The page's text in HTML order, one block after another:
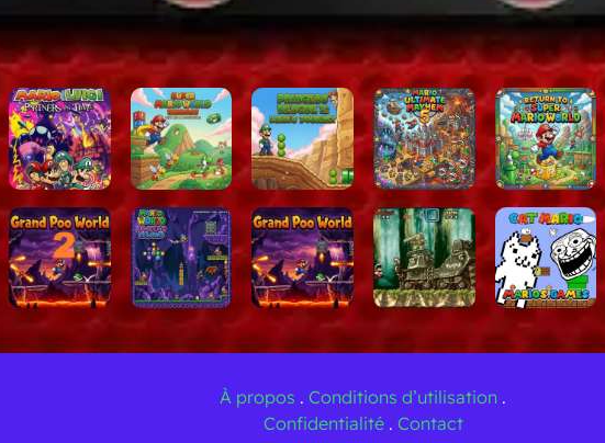
astuces
saut plus haut de Luigi pour atteindre les plateformes cachées
recoin à la recherche de sorties secrètes et d'objets bonus
temps dans les sections difficiles de la plateforme
les bonus pour les niveaux de château et de boss
jeux de plateforme classiques avec de nouveaux défis, Legend of
est une belle aventure qui commence aujourd'hui.
À propos . Conditions d’utilisation .
Confidentialité . Contact